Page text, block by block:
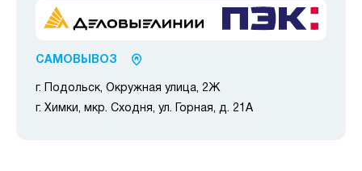
САМОВЫВОЗ
г. Подольск, Окружная улица, 2Ж
г. Химки, мкр. Сходня, ул. Горная, д. 21А